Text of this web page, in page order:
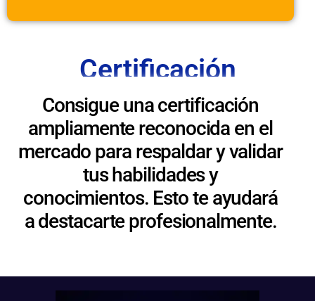
Certificación
Consigue una certificación
ampliamente reconocida en el
mercado para respaldar y validar
tus habilidades y
conocimientos. Esto te ayudará
a destacarte profesionalmente.